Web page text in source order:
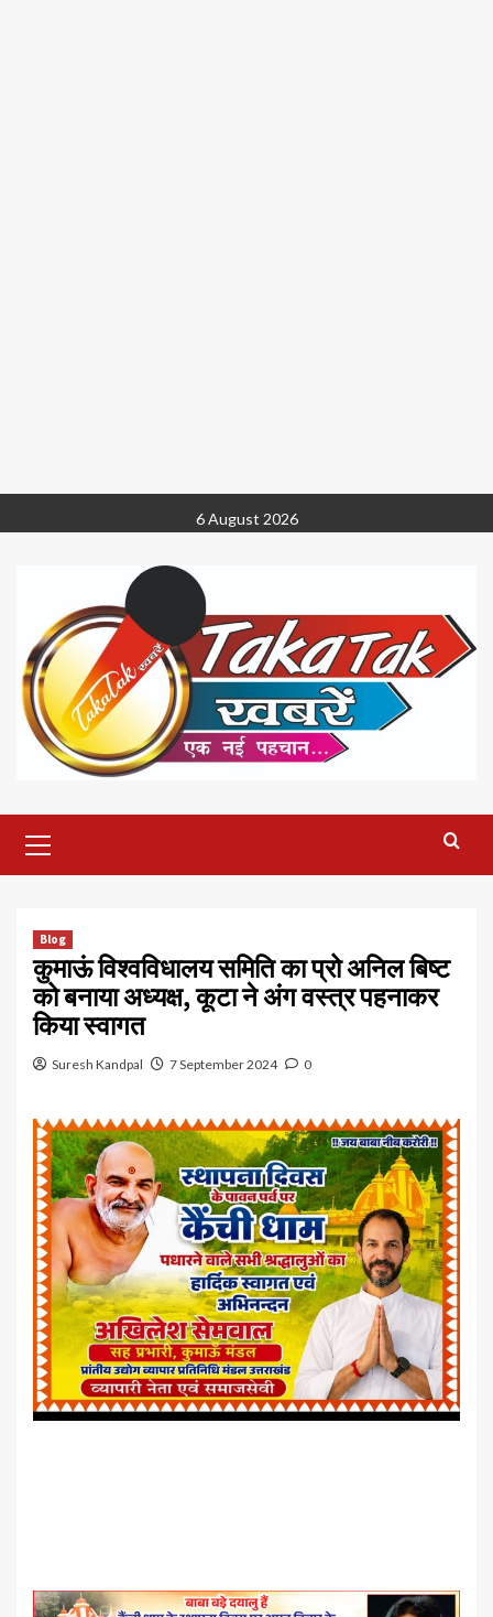
to
6 August 2026
Menu
Blog
कुमाऊं विश्वविधालय समिति का प्रो अनिल बिष्ट
को बनाया अध्यक्ष, कूटा ने अंग वस्त्र पहनाकर
किया स्वागत
Suresh Kandpal 7 September 2024 0